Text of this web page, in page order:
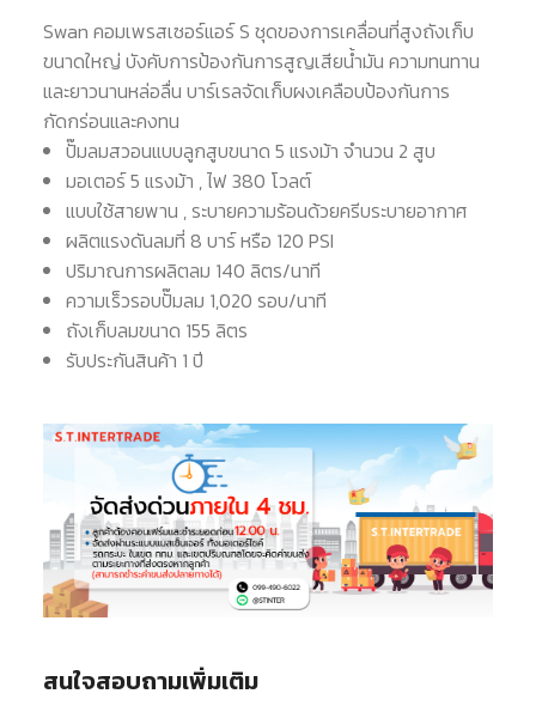
Swan คอมเพรสเซอร์แอร์ S ชุดของการเคลื่อนที่สูงถังเก็บ
ขนาดใหญ่ บังคับการป้องกันการสูญเสียน้ำมัน ความทนทาน
และยาวนานหล่อลื่น บาร์เรลจัดเก็บผงเคลือบป้องกันการ
กัดกร่อนและคงทน
ปั๊มลมสวอนแบบลูกสูบขนาด 5 แรงม้า จำนวน 2 สูบ
มอเตอร์ 5 แรงม้า , ไฟ 380 โวลต์
แบบใช้สายพาน , ระบายความร้อนด้วยครีบระบายอากาศ
ผลิตแรงดันลมที่ 8 บาร์ หรือ 120 PSI
ปริมาณการผลิตลม 140 ลิตร/นาที
ความเร็วรอบปั๊มลม 1,020 รอบ/นาที
ถังเก็บลมขนาด 155 ลิตร
รับประกันสินค้า 1 ปี
สนใจสอบถามเพิ่มเติม